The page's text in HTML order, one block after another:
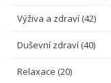
Výživa a zdraví (42)
Duševní zdraví (40)
Relaxace (20)